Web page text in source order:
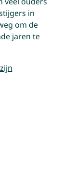
in
om de
jaren te